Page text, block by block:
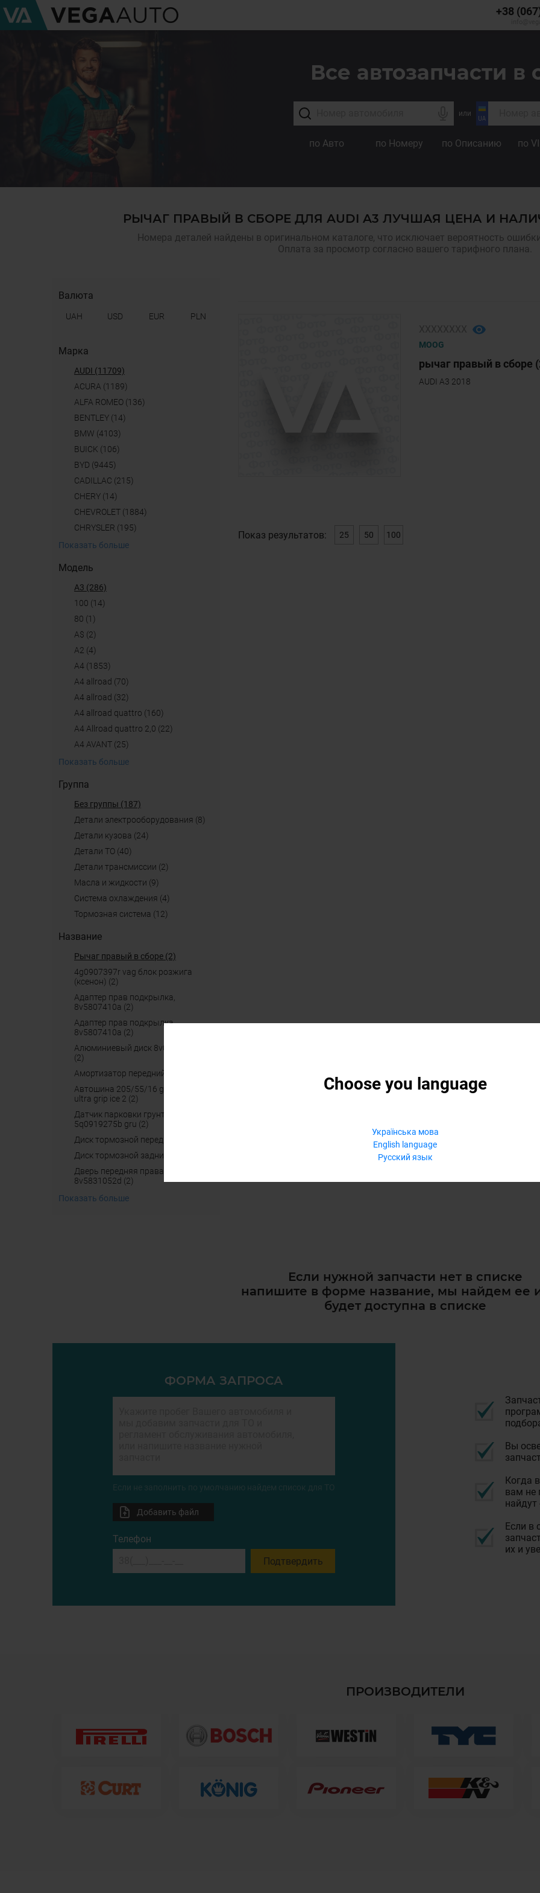
Choose you language
Українська мова
English language
Русский язык
+38
Все автозапчасти
или
по Авто по Номеру по Описанию по
РЫЧАГ ПРАВЫЙ В СБОРЕ ДЛЯ AUDI A3 ЛУЧШАЯ ЦЕНА И
Номера деталей найдены в оригинальном каталоге, что исключает вероятность
Оплата за просмотр согласно вашего тарифного плана.
Валюта
UAH USD EUR PLN
Марка
AUDI (11709)
ACURA (1189)
ALFA ROMEO (136)
BENTLEY (14)
BMW (4103)
BUICK (106)
BYD (9445)
CADILLAC (215)
CHERY (14)
CHEVROLET (1884)
CHRYSLER (195)
Показать больше
Модель
A3 (286)
100 (14)
80 (1)
A$ (2)
A2 (4)
A4 (1853)
A4 allroad (70)
a4 allroad (32)
A4 allroad quattro (160)
A4 Allroad quattro 2,0 (22)
A4 AVANT (25)
Показать больше
Группа
Без группы (187)
детали электрооборудования (8)
детали кузова (24)
детали ТО (40)
детали трансмиссии (2)
масла и жидкости (9)
система охлаждения (4)
тормозная система (12)
Название
рычаг правый в сборе (2)
4g0907397r vag блок розжига
(ксенон) (2)
адаптер прав подкрылка,
8v5807410a (2)
адаптер прав подкрылка
8v5807410a (2)
алюминиевый диск 8v0601025dg
(2)
амортизатор передний правый (2)
автошина 205/55/16 good yaer
ultra grip ice 2 (2)
датчик парковки грунтован.
5q0919275b gru (2)
диск тормозной передний (2)
диск тормозной задний (2)
дверь передняя правая
8v5831052d (2)
Показать больше
MOOG
рычаг правый в сборе
AUDI A3 2018
Показ результатов: 25 50 100
Если нужной запчасти нет в списке
напишите в форме название, мы найдем ее
будет доступна в списке
ФОРМА ЗАПРОСА
Если не заполнить по умолчанию найдем список для ТО
Добавить файл
Телефон
Подтвердить
Вы
Когда
вам не
Если в
их и
ПРОИЗВОДИТЕЛИ